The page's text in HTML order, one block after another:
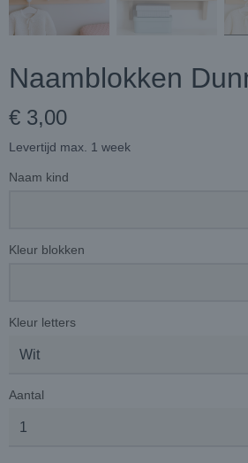
Naamblokken
€ 3,00
Levertijd max. 1 week
Naam kind
Kleur blokken
Kleur letters
Aantal